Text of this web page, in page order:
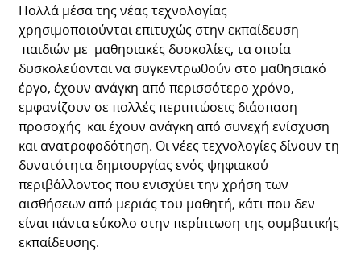
Πολλά μέσα της νέας τεχνολογίας
χρησιμοποιούνται επιτυχώς στην εκπαίδευση
παιδιών με μαθησιακές δυσκολίες, τα οποία
δυσκολεύονται να συγκεντρωθούν στο μαθησιακό
έργο, έχουν ανάγκη από περισσότερο χρόνο,
εμφανίζουν σε πολλές περιπτώσεις διάσπαση
προσοχής και έχουν ανάγκη από συνεχή ενίσχυση
και ανατροφοδότηση. Οι νέες τεχνολογίες δίνουν τη
δυνατότητα δημιουργίας ενός ψηφιακού
περιβάλλοντος που ενισχύει την χρήση των
αισθήσεων από μεριάς του μαθητή, κάτι που δεν
είναι πάντα εύκολο στην περίπτωση της συμβατικής
εκπαίδευσης.